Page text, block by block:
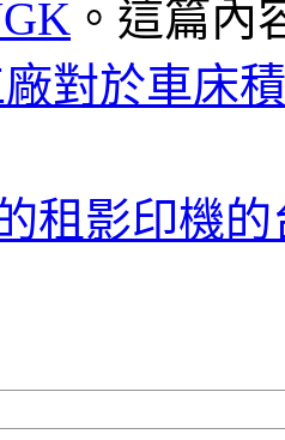
。這篇內
對於車床
租影印機